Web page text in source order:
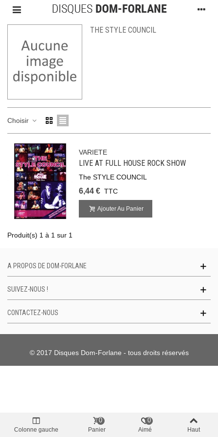
THE STYLE COUNCIL
Choisir
VARIETE
LIVE AT FULL HOUSE ROCK SHOW
The STYLE COUNCIL
6,44 € TTC
Ajouter Au Panier
Produit(s) 1 à 1 sur 1
A PROPOS DE DOM-FORLANE
SUIVEZ-NOUS !
CONTACTEZ-NOUS
© 2017 Disques Dom-Forlane - tous droits réservés
Colonne gauche Panier
0
Aimé
0
Haut